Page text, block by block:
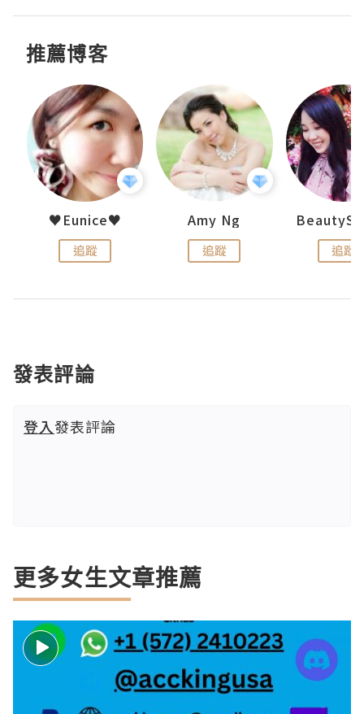
推薦博客
♥Eunice♥
追蹤
Amy Ng
追蹤 追蹤
發表評論
登入發表評論
更多女生文章推薦